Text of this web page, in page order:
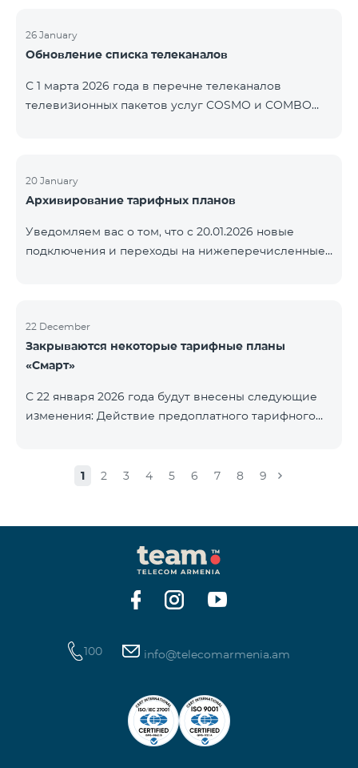
контролем нашей компании. В настоящее время
точные сроки восстановления услуг неизвестны.
предоставлена по мере изменения ситуации.
Благодарим за понимание.
26 January
Обновление списка телеканалов
С 1 марта 2026 года в перечне телеканалов
телевизионных пакетов услуг COSMO и COMBO
только в тех регионах, где их трансляция является
обязательной. Данные изменения реализуются в
телевизионной платформы и полностью
соответствуют нормам местного вещания.
20 January
Архивирование тарифных планов
Уведомляем вас о том, что с 20.01.2026 новые
подключения и переходы на нижеперечисленные
22 December
Закрываются некоторые тарифные планы
«Смарт»
С 22 января 2026 года будут внесены следующие
изменения: Действие предоплатного тарифного
на тарифный план «BeFree 5000 unlimit», который
500 SMS, 200 МБ в роуминге, 60 TV каналов.
Ежемесячная абонентская плата за тарифный план
«BeFree 5000 unlimit» составляет 5000 драм.
Действие предоплатного тарифного плана «Смарт
1 2 3 4 5 6 7 8 9
100 info@telecomarmenia.am